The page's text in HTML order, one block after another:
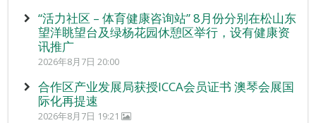
“活力社区 – 体育健康咨询站” 8月份分别在松山东
望洋眺望台及绿杨花园休憩区举行，设有健康资
讯推广
2026年8月7日 20:00
合作区产业发展局获授ICCA会员证书 澳琴会展国
际化再提速
2026年8月7日 19:21